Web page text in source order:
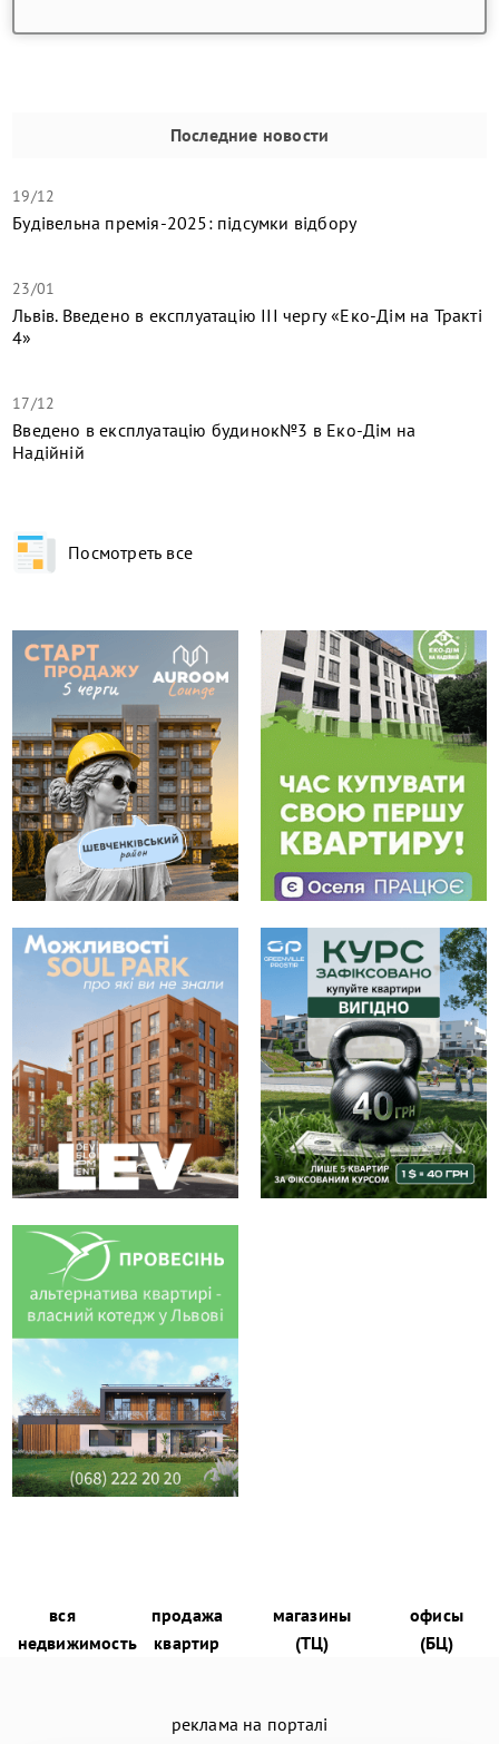
Последние новости
19/12
Будівельна премія-2025: підсумки відбору
23/01
Львів. Введено в експлуатацію ІІІ чергу «Еко-Дім на Тракті
4»
17/12
​Введено в експлуатацію будинок№3 в Еко-Дім на
Надійній
Посмотреть все
вся
недвижимость
продажа
квартир
магазины
(ТЦ)
офисы
(БЦ)
реклама на порталі